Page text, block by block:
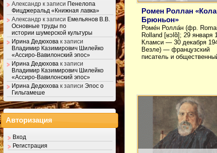
Ромен Роллан «Кола
Брюньон»
Роме́н Ролла́н (фр.
Rolland [ʁɔlɑ̃]; 29 января
Кламси — 30 декабря
Везле) — французский
писатель и
Александр к записи Пенелопа
Фицджеральд «Книжная лавка»
Александр к записи Емельянов В.В.
Основные труды по
истории шумерской культуры
Ирина Дедюхова к записи
Владимир Казимирович Шилейко
«Ассиро-Вавилонский эпос»
Ирина Дедюхова к записи
Владимир Казимирович Шилейко
«Ассиро-Вавилонский эпос»
Ирина Дедюхова к записи Эпос о
Гильгамеше
Авторизация
Вход
Регистрация